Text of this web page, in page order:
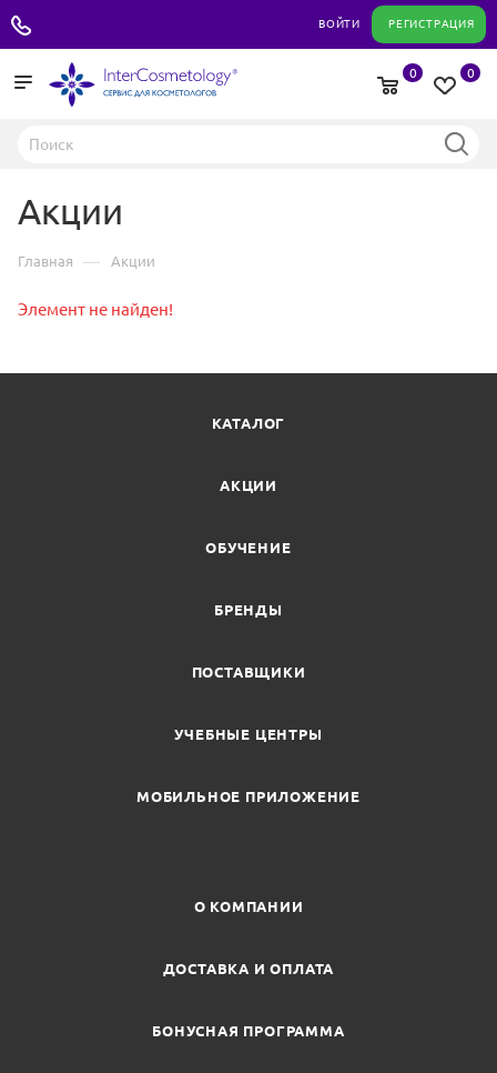
ВОЙТИ РЕГИСТРАЦИЯ
0
0
Акции
Главная — Акции
Элемент не найден!
КАТАЛОГ
АКЦИИ
ОБУЧЕНИЕ
БРЕНДЫ
ПОСТАВЩИКИ
УЧЕБНЫЕ ЦЕНТРЫ
МОБИЛЬНОЕ ПРИЛОЖЕНИЕ
О КОМПАНИИ
ДОСТАВКА И ОПЛАТА
БОНУСНАЯ ПРОГРАММА